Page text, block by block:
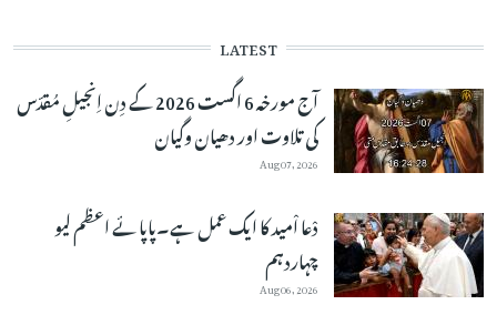
LATEST
آج مورخہ 6 اگست 2026 کے دِن اِنجیلِ مُقدّس
کی تلاوت اور دھیان وگیان
Aug 07, 2026
دْعا اْمید کا ایک عمل ہے۔پاپائے اعظم لیو
چہاردہم
Aug 06, 2026